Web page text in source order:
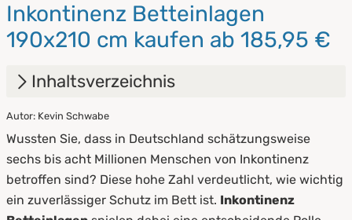
Inkontinenz Betteinlagen
190x210 cm kaufen ab 185,95 €
Inhaltsverzeichnis
1. Vorteile von Inkontinenz Betteinlagen
2. Tipps für die Pflege
Autor: Kevin Schwabe
Wussten Sie, dass in Deutschland schätzungsweise
sechs bis acht Millionen Menschen von Inkontinenz
betroffen sind? Diese hohe Zahl verdeutlicht, wie wichtig
ein zuverlässiger Schutz im Bett ist. Inkontinenz